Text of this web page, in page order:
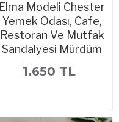
Elma Modeli Chester
Yemek Odası, Cafe,
Restoran Ve Mutfak
Sandalyesi Mürdüm
1.650 TL